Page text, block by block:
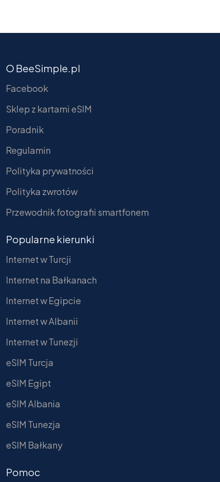
O BeeSimple.pl
Facebook
Sklep z kartami eSIM
Poradnik
Regulamin
Polityka prywatności
Polityka zwrotów
Przewodnik fotografii smartfonem
Popularne kierunki
Internet w Turcji
Internet na Bałkanach
Internet w Egipcie
Internet w Albanii
Internet w Tunezji
eSIM Turcja
eSIM Egipt
eSIM Albania
eSIM Tunezja
eSIM Bałkany
Pomoc